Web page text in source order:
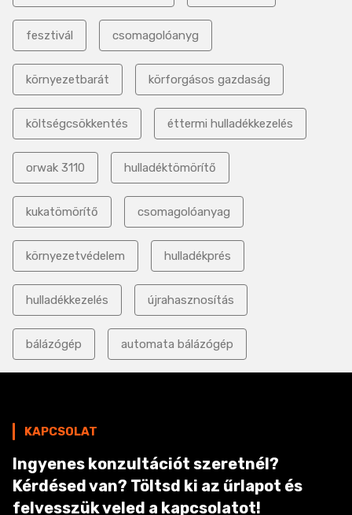
fesztivál csomagolóanyg
környezetbarát körforgásos gazdaság
költségcsökkentés éttermi hulladékkezelés
orwak 3110 hulladéktömörítő
kukatömörítő csomagolóanyag
környezetvédelem hulladékprés
hulladékkezelés újrahasznosítás
bálázógép automata bálázógép
KAPCSOLAT
Ingyenes konzultációt szeretnél?
Kérdésed van? Töltsd ki az űrlapot és
felvesszük veled a kapcsolatot!